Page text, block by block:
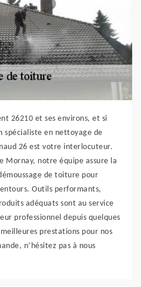
26210 et ses environs, et si
spécialiste en nettoyage de
26 est votre interlocuteur.
Mornay, notre équipe assure la
de toiture pour
Outils performants,
adéquats sont au service
professionnel depuis quelques
prestations pour nos
n’hésitez pas à nous